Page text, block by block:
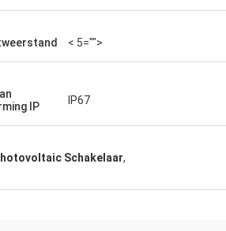
< 5="">
IP
IP67
Schakelaar,